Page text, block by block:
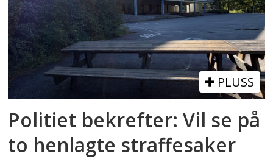
PLUSS
Politiet bekrefter: Vil se på
to henlagte straffesaker